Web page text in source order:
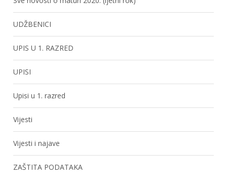
UDŽBENICI
UPIS U 1. RAZRED
UPISI
Upisi u 1. razred
Vijesti
Vijesti i najave
ZAŠTITA PODATAKA